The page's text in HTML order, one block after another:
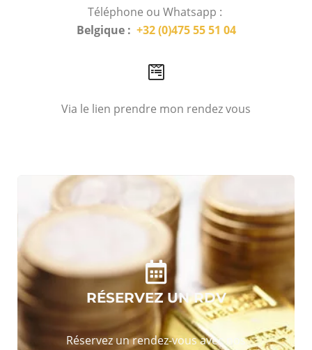
Téléphone ou Whatsapp :
Belgique : +32 (0)475 55 51 04
Via le lien prendre mon rendez vous
RÉSERVEZ UN RDV
Réservez un rendez-vous avec nos